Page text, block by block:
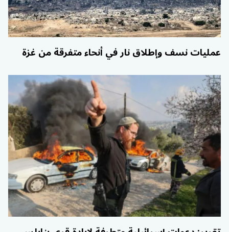
عمليات نسف وإطلاق نار في أنحاء متفرقة من غزة